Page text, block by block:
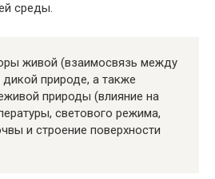
среды.
живой (взаимосвязь между
природе, а также
природы (влияние на
светового режима,
и строение поверхности